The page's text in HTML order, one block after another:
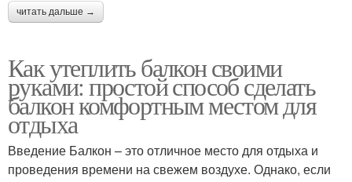
читать дальше →
Как утеплить балкон своими
руками: простой способ сделать
балкон комфортным местом для
отдыха
Введение Балкон – это отличное место для отдыха и
проведения времени на свежем воздухе. Однако, если